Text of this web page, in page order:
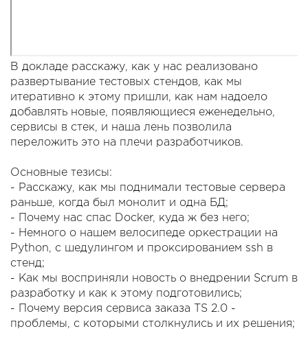
В докладе расскажу, как у нас реализовано
развертывание тестовых стендов, как мы
итеративно к этому пришли, как нам надоело
добавлять новые, появляющиеся еженедельно,
сервисы в стек, и наша лень позволила
переложить это на плечи разработчиков.
Основные тезисы:
- Расскажу, как мы поднимали тестовые сервера
раньше, когда был монолит и одна БД;
- Почему нас спас Docker, куда ж без него;
- Немного о нашем велосипеде оркестрации на
Python, с шедулингом и проксированием ssh в
стенд;
- Как мы восприняли новость о внедрении Scrum в
разработку и как к этому подготовились;
- Почему версия сервиса заказа TS 2.0 -
проблемы, с которыми столкнулись и их решения;